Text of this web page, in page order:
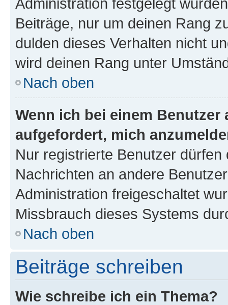
Beiträge, nur um deinen Rang
dulden dieses Verhalten nicht
wird deinen Rang unter
Nach oben
Wenn ich bei einem
aufgefordert, mich
Nur registrierte Benutzer
Nachrichten an andere
Administration freigeschaltet
Missbrauch dieses Systems
Nach oben
Beiträge schreiben
Wie schreibe ich ein Thema?